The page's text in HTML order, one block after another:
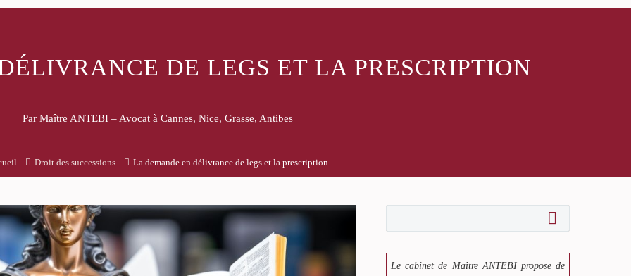
DE LEGS ET LA PRESCRIPTION
Par Maître ANTEBI – Avocat à Cannes, Nice, Grasse, Antibes
Droit des successions La demande en délivrance de legs et la prescription
Le cabinet de Maître ANTEBI propose de